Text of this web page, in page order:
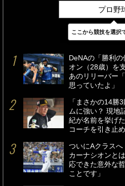
プロ野
最新 24時間
DeNAの「勝利
オン（28歳）を
あのリリーバー
思っていたよ」
「まさかの14勝
ムに強い？ 現地
紀が名前を挙げ
コーチを引き止
ついにAクラス
カーナシオンと
応できた意外な
ことです」
ここから競技を選択